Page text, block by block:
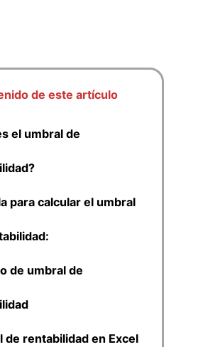
de este artículo
el umbral de
para calcular el umbral
de umbral de
de rentabilidad en Excel